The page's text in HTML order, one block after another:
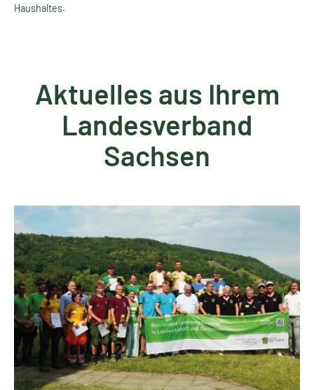
Haushaltes.
Aktuelles aus Ihrem
Landesverband
Sachsen